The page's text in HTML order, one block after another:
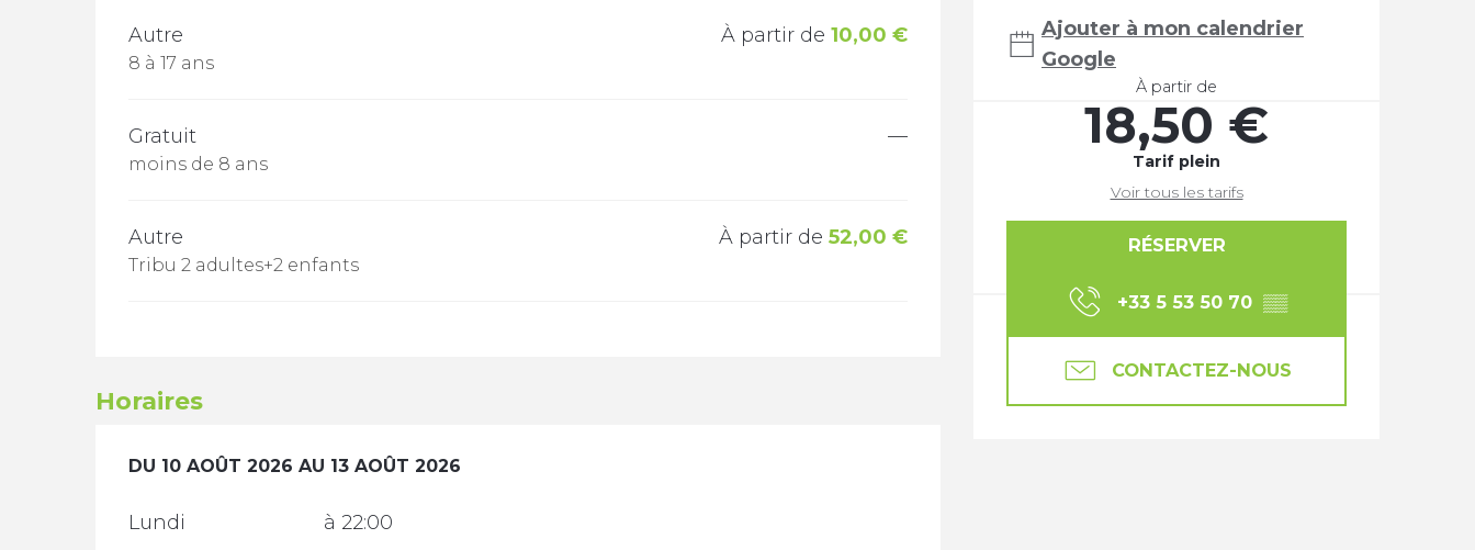
Ajouter à mon calendrier
Google
À partir de
18,50 €
Tarif plein
Voir tous les tarifs
RÉSERVER
+33 5 53 50 70 ▒▒
CONTACTEZ-NOUS
Autre
8 à 17 ans
À partir de10,00 €
Gratuit
moins de 8 ans
—
Autre
Tribu 2 adultes+2 enfants
À partir de52,00 €
Horaires
DU 10 AOÛT 2026AU 13 AOÛT 2026
DU 10 AOÛT 2026AU 13 AOÛT 2026
Lundi à 22:00